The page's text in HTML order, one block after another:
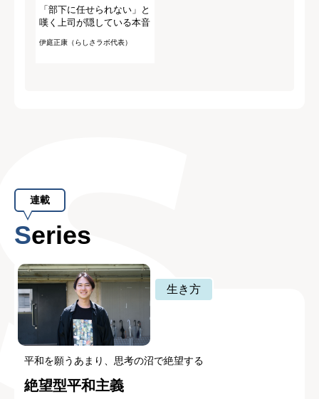
「部下に任せられない」と
嘆く上司が隠している本音
伊庭正康（らしさラボ代表）
連載
Series
生き方
平和を願うあまり、思考の沼で絶望する
絶望型平和主義